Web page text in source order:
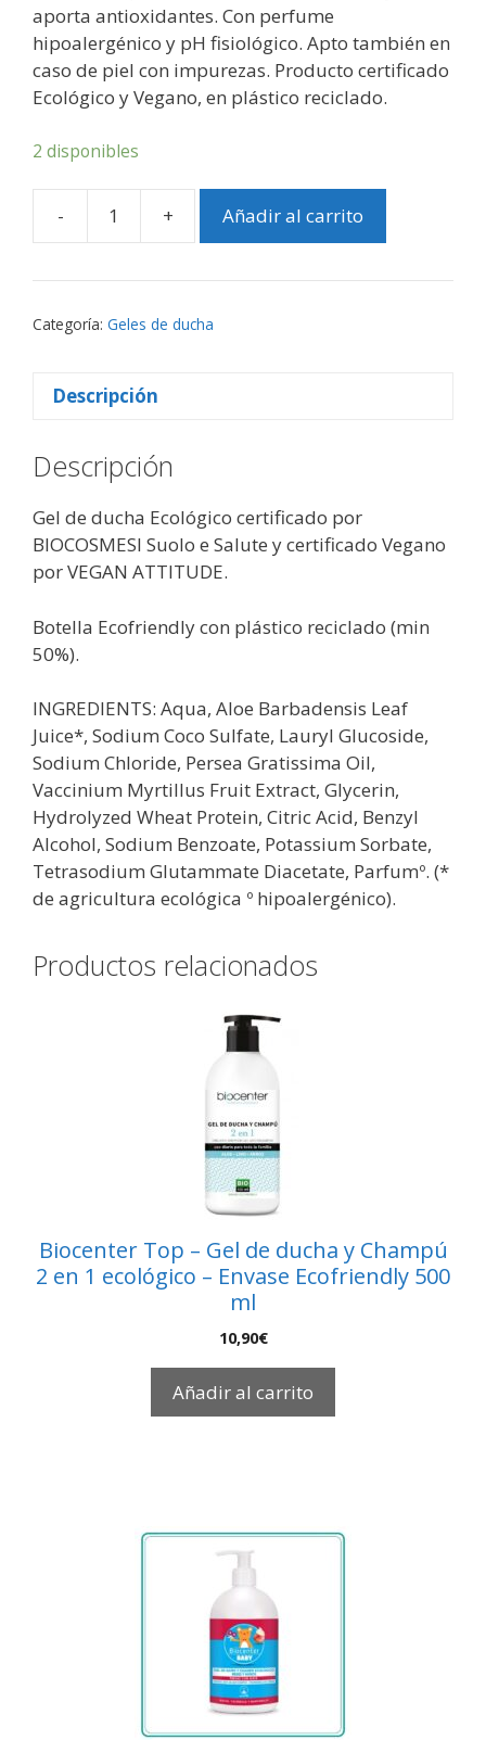
aporta antioxidantes. Con perfume
hipoalergénico y pH fisiológico. Apto también en
caso de piel con impurezas. Producto certificado
Ecológico y Vegano, en plástico reciclado.
2 disponibles
-
Biocenter
-
de
Envase
Ecofriendly
500
cantidad
+ Añadir al carrito
Categoría: Geles de ducha
Descripción
Descripción
Gel de ducha Ecológico certificado por
BIOCOSMESI Suolo e Salute y certificado Vegano
por VEGAN ATTITUDE.
Botella Ecofriendly con plástico reciclado (min
50%).
INGREDIENTS: Aqua, Aloe Barbadensis Leaf
Juice*, Sodium Coco Sulfate, Lauryl Glucoside,
Sodium Chloride, Persea Gratissima Oil,
Vaccinium Myrtillus Fruit Extract, Glycerin,
Hydrolyzed Wheat Protein, Citric Acid, Benzyl
Alcohol, Sodium Benzoate, Potassium Sorbate,
Tetrasodium Glutammate Diacetate, Parfumº. (*
de agricultura ecológica º hipoalergénico).
Productos relacionados
Biocenter Top – Gel de ducha y Champú
2 en 1 ecológico – Envase Ecofriendly 500
ml
10,90€
Añadir al carrito